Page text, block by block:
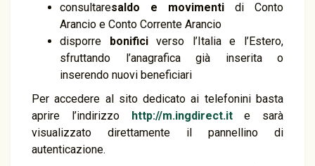
consultaresaldo e movimenti di Conto
Arancio e Conto Corrente Arancio
disporre bonificiverso l’Italia e l’Estero,
sfruttando l’anagrafica già inserita o
inserendo nuovi beneficiari
Per accedere al sito dedicato ai telefonini basta
aprire l’indirizzo http://m.ingdirect.ite sarà
visualizzato direttamente il pannellino di
autenticazione.